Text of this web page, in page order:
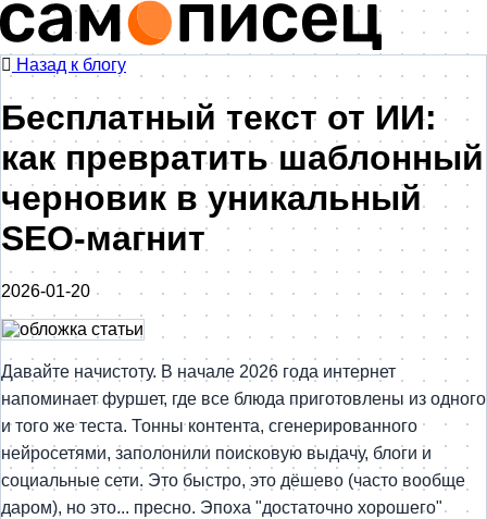
Назад к блогу
Бесплатный текст от ИИ:
как превратить шаблонный
черновик в уникальный
SEO-магнит
2026-01-20
Давайте начистоту. В начале 2026 года интернет
напоминает фуршет, где все блюда приготовлены из одного
и того же теста. Тонны контента, сгенерированного
нейросетями, заполонили поисковую выдачу, блоги и
социальные сети. Это быстро, это дёшево (часто вообще
даром), но это... пресно. Эпоха "достаточно хорошего"